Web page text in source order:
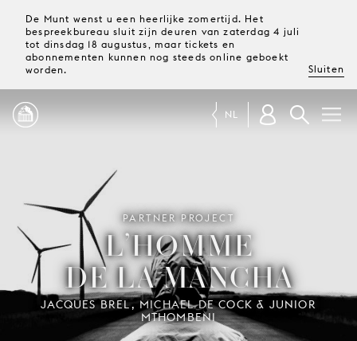
De Munt wenst u een heerlijke zomertijd. Het
bespreekbureau sluit zijn deuren van zaterdag 4 juli
tot dinsdag 18 augustus, maar tickets en
abonnementen kunnen nog steeds online geboekt
worden.
Sluiten
MAGAZINE
TICKETS &
ABONNEMENTEN
UW
BEZOEK
NL
PARTNER PROJECT
L’HOMME
DE LA MANCHA
JACQUES BREL, MICHAEL DE COCK & JUNIOR
MTHOMBENI